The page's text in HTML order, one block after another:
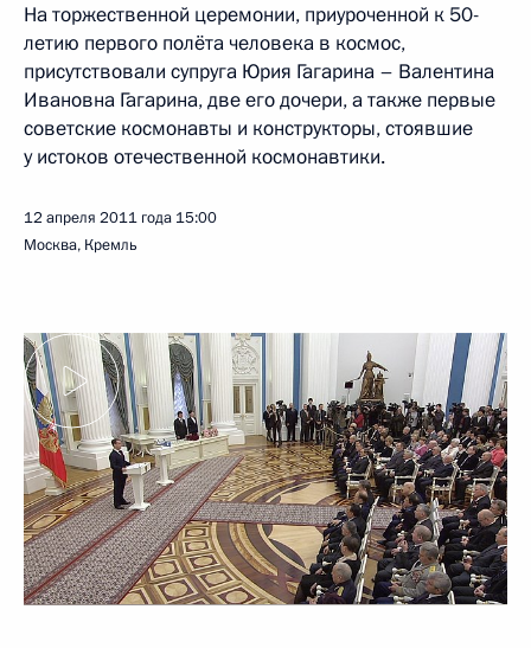
На торжественной церемонии, приуроченной к 50-
летию первого полёта человека в космос,
присутствовали супруга Юрия Гагарина – Валентина
Ивановна Гагарина, две его дочери, а также первые
советские космонавты и конструкторы, стоявшие
у истоков отечественной космонавтики.
12 апреля 2011 года 15:00
Москва, Кремль